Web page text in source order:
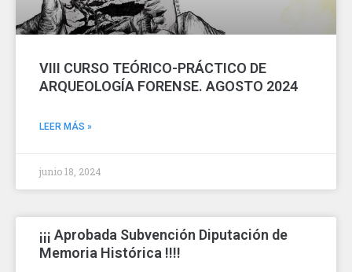
VIII CURSO TEÓRICO-PRÁCTICO DE
ARQUEOLOGÍA FORENSE. AGOSTO 2024
LEER MÁS »
junio 18, 2024
¡¡¡ Aprobada Subvención Diputación de
Memoria Histórica !!!!